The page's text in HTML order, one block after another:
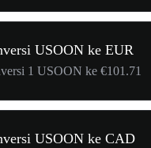
USOON ke EUR
1 USOON ke €101.71
USOON ke CAD